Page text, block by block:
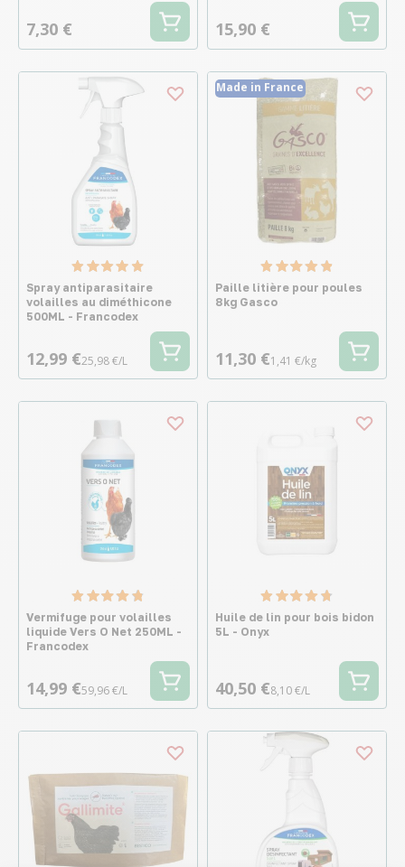
7,30 € 15,90 €
Spray antiparasitaire
volailles au diméthicone
500ML - Francodex
12,99 €25,98 €/L
Made in France
Paille litière pour poules
8kg Gasco
11,30 €1,41 €/kg
Vermifuge pour volailles
liquide Vers O Net 250ML -
Francodex
14,99 €59,96 €/L
Huile de lin pour bois bidon
5L - Onyx
40,50 €8,10 €/L